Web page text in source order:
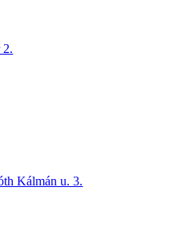
2.
Kálmán u. 3.